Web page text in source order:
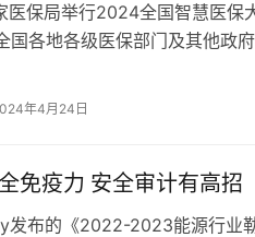
医保局举行2024全国智慧医保
国各地各级医保部门及其他政
年4月24日
免疫力 安全审计有高招
发布的《2022-2023能源行业